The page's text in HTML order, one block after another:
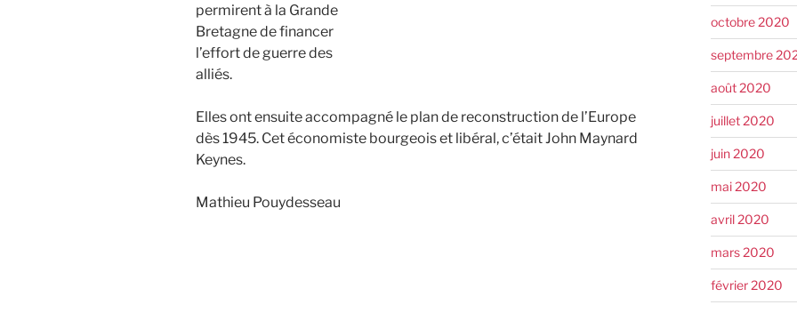
permirent à la Grande
Bretagne de financer
l’effort de guerre des
alliés.
Elles ont ensuite accompagné le plan de reconstruction de l’Europe
dès 1945. Cet économiste bourgeois et libéral, c’était John Maynard
Keynes.
Mathieu Pouydesseau
octobre 2020
septembre
août 2020
juillet 2020
juin 2020
mai 2020
avril 2020
mars 2020
février 2020